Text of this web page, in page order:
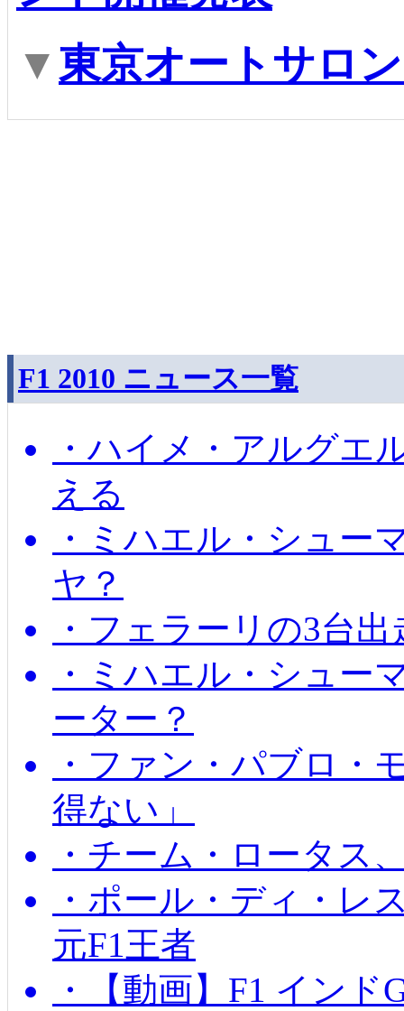
▼ 東京オートサロ
F1 2010 ニュース一覧
・ハイメ・アルグエ
える
・ミハエル・シュー
ヤ？
・フェラーリの3台
・ミハエル・シュー
ーター？
・ファン・パブロ・
得ない」
・チーム・ロータス
・ポール・ディ・レ
元F1王者
・【動画】F1 イン